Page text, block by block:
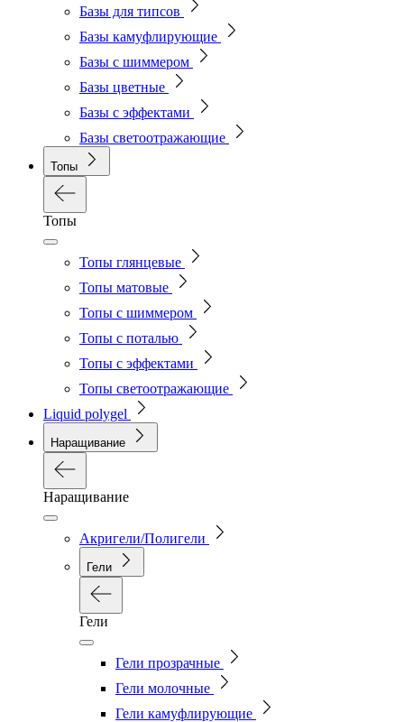
Базы для типсов
Базы камуфлирующие
Базы с шиммером
Базы цветные
Базы с эффектами
Базы светоотражающие
Топы
Топы
Топы глянцевые
Топы матовые
Топы с шиммером
Топы с поталью
Топы с эффектами
Топы светоотражающие
Liquid polygel
Наращивание
Наращивание
Акригели/Полигели
Гели
Гели
Гели прозрачные
Гели молочные
Гели камуфлирующие